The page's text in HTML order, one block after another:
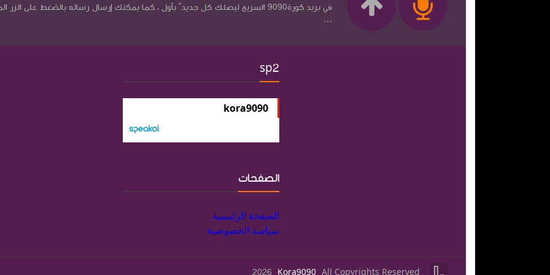
في بريد كورة9090 السريع ليصلك كل جديد ً بأول ، كما يمكنك إرسال رساله بالضغط على الزر
...
sp2
kora9090
الصفحات
الصفحة الرئيسية
سياسة الخصوصية
All Copyrights Reserved
Kora9090
2026